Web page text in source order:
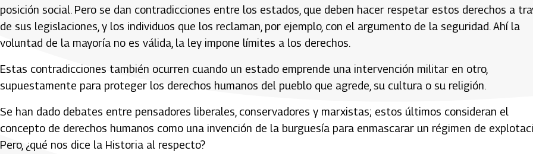
posición social. Pero se dan contradicciones entre los estados, que deben hacer respetar estos derechos a
de sus legislaciones, y los individuos que los reclaman, por ejemplo, con el argumento de la seguridad. Ahí la
voluntad de la mayoría no es válida, la ley impone límites a los derechos.
Estas contradicciones también ocurren cuando un estado emprende una intervención militar en otro,
supuestamente para proteger los derechos humanos del pueblo que agrede, su cultura o su religión.
Se han dado debates entre pensadores liberales, conservadores y marxistas; estos últimos consideran el
concepto de derechos humanos como una invención de la burguesía para enmascarar un régimen de
Pero, ¿qué nos dice la Historia al respecto?